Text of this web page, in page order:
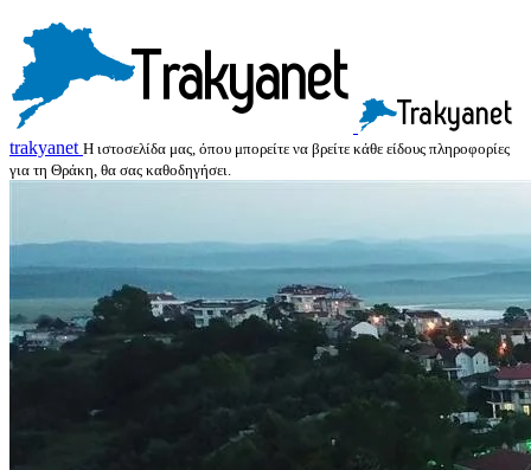
trakyanet Η ιστοσελίδα μας, όπου μπορείτε να βρείτε κάθε είδους πληροφορίες
για τη Θράκη, θα σας καθοδηγήσει.